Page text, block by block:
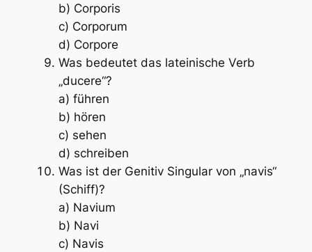
b) Corporis
c) Corporum
d) Corpore
Was bedeutet das lateinische Verb
„ducere“?
a) führen
b) hören
c) sehen
d) schreiben
Was ist der Genitiv Singular von „navis“
(Schiff)?
a) Navium
b) Navi
c) Navis